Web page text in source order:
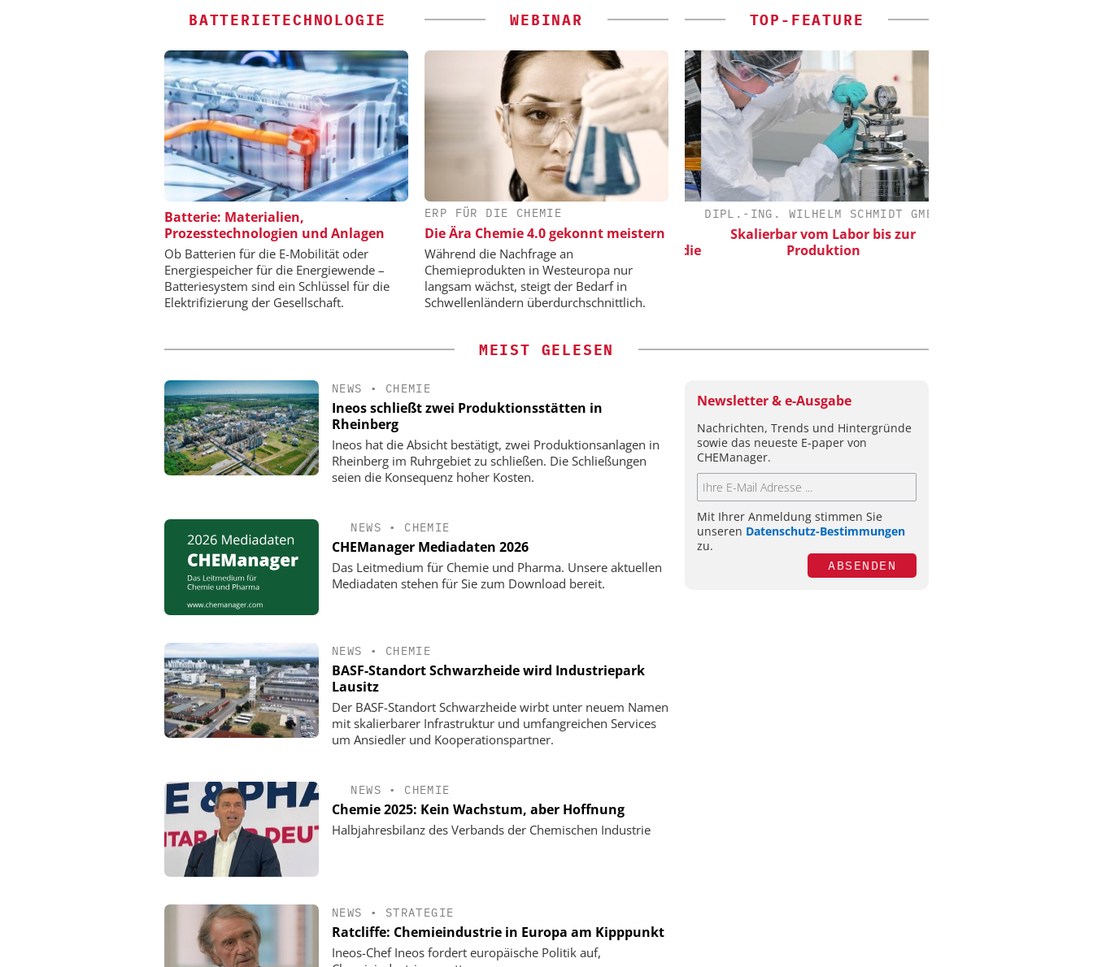
BATTERIETECHNOLOGIE
Batterie: Materialien,
Prozesstechnologien und Anlagen
Ob Batterien für die E-Mobilität oder
Energiespeicher für die Energiewende –
Batteriesystem sind ein Schlüssel für die
Elektrifizierung der Gesellschaft.
WEBINAR
ERP FÜR DIE CHEMIE
Die Ära Chemie 4.0 gekonnt meistern
Während die Nachfrage an
Chemieprodukten in Westeuropa nur
langsam wächst, steigt der Bedarf in
Schwellenländern überdurchschnittlich.
TOP-FEATURE
FETTE COMPACTING GMBH
Kleine Probe, große Wirkung
EPAL DEUTSCHLAND E.V.
EPAL CP-Paletten:
Qualitätsgesicherter Standard für die
Chemielogistik von heute und
morgen
DIPL.-ING. WILHELM SCHMIDT GMBH
Skalierbar vom Labor bis zur
Produktion
MEIST GELESEN
NEWS • CHEMIE
Ineos schließt zwei Produktionsstätten in
Rheinberg
Ineos hat die Absicht bestätigt, zwei Produktionsanlagen in
Rheinberg im Ruhrgebiet zu schließen. Die Schließungen
seien die Konsequenz hoher Kosten.
NEWS • CHEMIE
CHEManager Mediadaten 2026
Das Leitmedium für Chemie und Pharma. Unsere aktuellen
Mediadaten stehen für Sie zum Download bereit.
NEWS • CHEMIE
BASF-Standort Schwarzheide wird Industriepark
Lausitz
Der BASF-Standort Schwarzheide wirbt unter neuem Namen
mit skalierbarer Infrastruktur und umfangreichen Services
um Ansiedler und Kooperationspartner.
NEWS • CHEMIE
Chemie 2025: Kein Wachstum, aber Hoffnung
Halbjahresbilanz des Verbands der Chemischen Industrie
NEWS • STRATEGIE
Ratcliffe: Chemieindustrie in Europa am Kipppunkt
Ineos-Chef Ineos fordert europäische Politik auf,
Newsletter & e-Ausgabe
Nachrichten, Trends und Hintergründe
sowie das neueste E-paper von
CHEManager.
Mit Ihrer Anmeldung stimmen Sie
unseren Datenschutz-Bestimmungen
zu.
ABSENDEN